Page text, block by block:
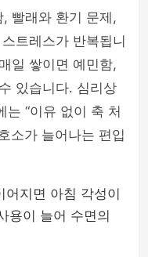
빨래와 환기 문제,
트레스가 반복됩니
일 쌓이면 예민함,
있습니다. 심리상
는 “이유 없이 축 처
소가 늘어나는 편입
어지면 아침 각성이
용이 늘어 수면의